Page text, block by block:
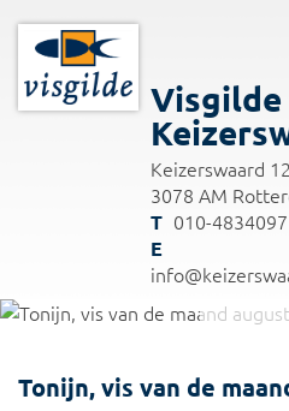
Visgilde
Keizerswaard 12
3078 AM
010-4834097
Vis van de
Tonijn, vis van de